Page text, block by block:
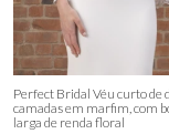
Perfect Bridal Véu curto de
camadas em marfim, com
larga de renda floral